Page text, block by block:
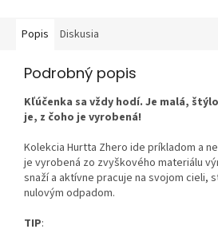
Popis Diskusia
Podrobný popis
Kľúčenka sa vždy hodí. Je malá,
je, z čoho je vyrobená!
Kolekcia Hurtta Zhero ide príkladom a
je vyrobená zo zvyškového materiálu
snaží a aktívne pracuje na svojom cieli,
nulovým odpadom.
TIP: